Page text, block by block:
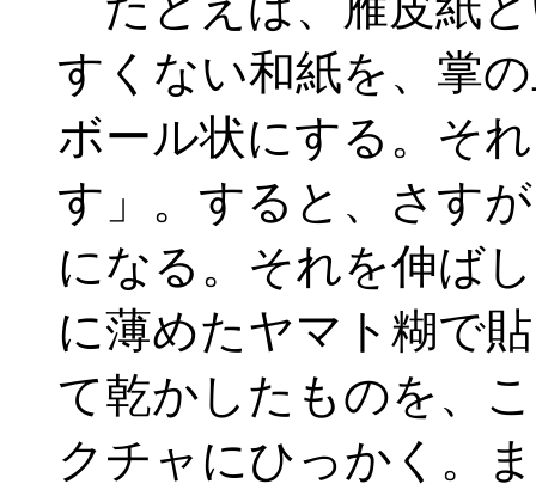
すくない和紙を、掌
ボール状にする。そ
す」。すると、さす
になる。それを伸ば
に薄めたヤマト糊で
て乾かしたものを、
クチャにひっかく。